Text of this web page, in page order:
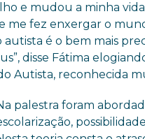
e mudou a minha
me fez enxergar o
é o bem mais
disse Fátima
Autista, reconhecida
palestra foram